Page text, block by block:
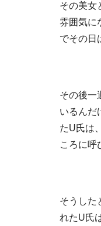
その美女
雰囲気に
でその日
その後一
いるんだ
たU氏は
ころに呼
そうした
れたU氏